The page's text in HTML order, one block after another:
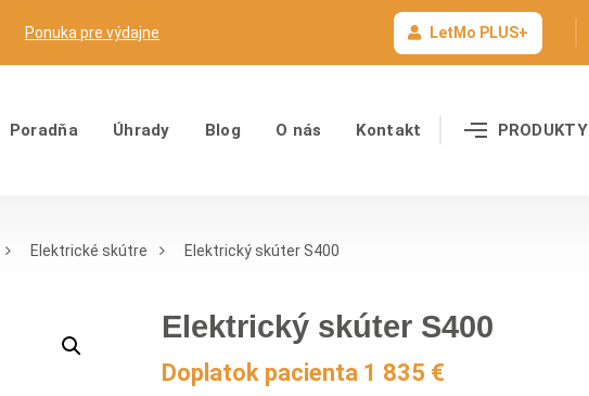
Ponuka pre výdajne LetMo PLUS+
Poradňa Úhrady Blog O nás Kontakt PRODUKTY
Elektrické skútre Elektrický skúter S400
Elektrický skúter S400
Doplatok pacienta 1 835 €